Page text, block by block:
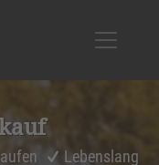
Lebenslang